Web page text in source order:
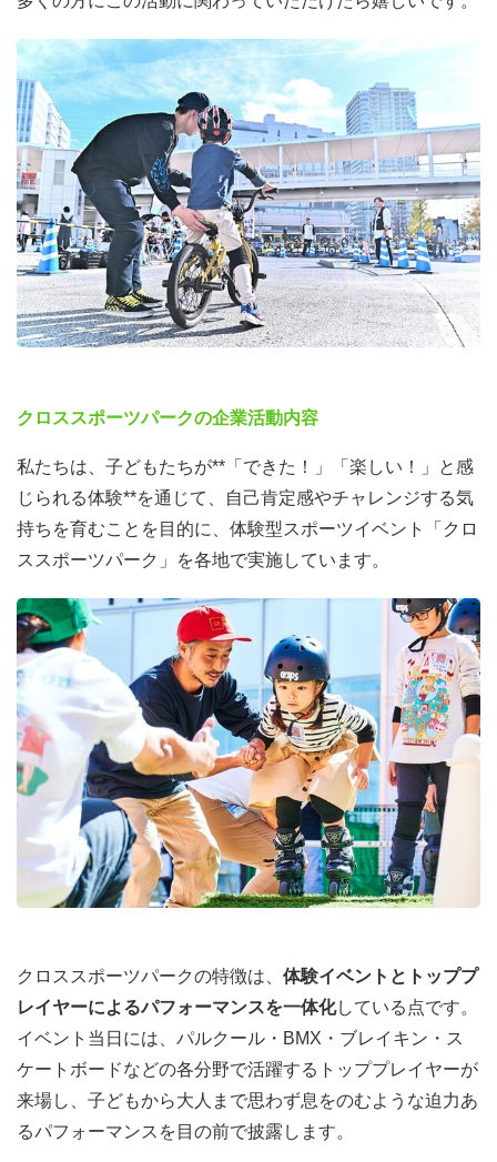
クロススポーツパークの企業活動内容
私たちは、子どもたちが**「できた！」「楽しい！」と感
じられる体験**を通じて、自己肯定感やチャレンジする気
持ちを育むことを目的に、体験型スポーツイベント「クロ
ススポーツパーク」を各地で実施しています。
クロススポーツパークの特徴は、 体験イベントとトッププ
レイヤーによるパフォーマンスを一体化している点です。
イベント当日には、パルクール・BMX・ブレイキン・ス
ケートボードなどの各分野で活躍するトッププレイヤーが
来場し、子どもから大人まで思わず息をのむような迫力あ
るパフォーマンスを目の前で披露します。